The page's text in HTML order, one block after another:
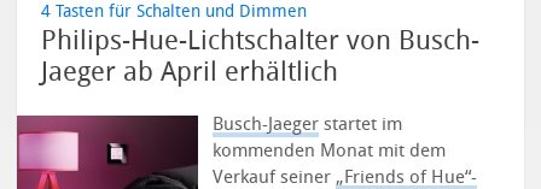
4 Tasten für Schalten und Dimmen
Philips-Hue-Lichtschalter von Busch-
Jaeger ab April erhältlich
Busch-Jaeger startet im
kommenden Monat mit dem
Verkauf seiner „Friends of Hue“-